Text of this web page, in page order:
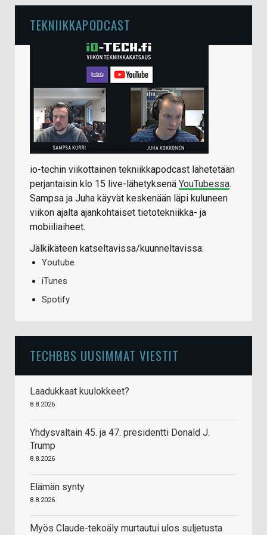
TEKNIIKKAPODCAST
io-techin viikottainen tekniikkapodcast lähetetään
perjantaisin klo 15 live-lähetyksenä YouTubessa.
Sampsa ja Juha käyvät keskenään läpi kuluneen
viikon ajalta ajankohtaiset tietotekniikka- ja
mobiiliaiheet.
Jälkikäteen katseltavissa/kuunneltavissa:
Youtube
iTunes
Spotify
TECHBBS UUSIMMAT VIESTIT
Laadukkaat kuulokkeet?
8.8.2026
Yhdysvaltain 45. ja 47. presidentti Donald J.
Trump
8.8.2026
Elämän synty
8.8.2026
Myös Claude-tekoäly murtautui ulos suljetusta